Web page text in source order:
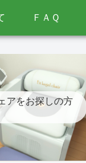
ＦＡＱ
アをお探しの方